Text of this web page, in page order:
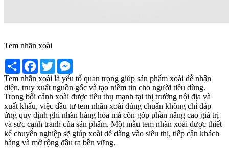
Tem nhãn xoài
Share Facebook
Twitter
Tem nhãn xoài là yếu tố quan trọng giúp sản phẩm xoài dễ nhận
diện, truy xuất nguồn gốc và tạo niềm tin cho người tiêu dùng.
Trong bối cảnh xoài được tiêu thụ mạnh tại thị trường nội địa và
xuất khẩu, việc đầu tư tem nhãn xoài đúng chuẩn không chỉ đáp
ứng quy định ghi nhãn hàng hóa mà còn góp phần nâng cao giá trị
và sức cạnh tranh của sản phẩm. Một mẫu tem nhãn xoài được thiết
kế chuyên nghiệp sẽ giúp xoài dễ dàng vào siêu thị, tiếp cận khách
hàng và mở rộng đầu ra bền vững.